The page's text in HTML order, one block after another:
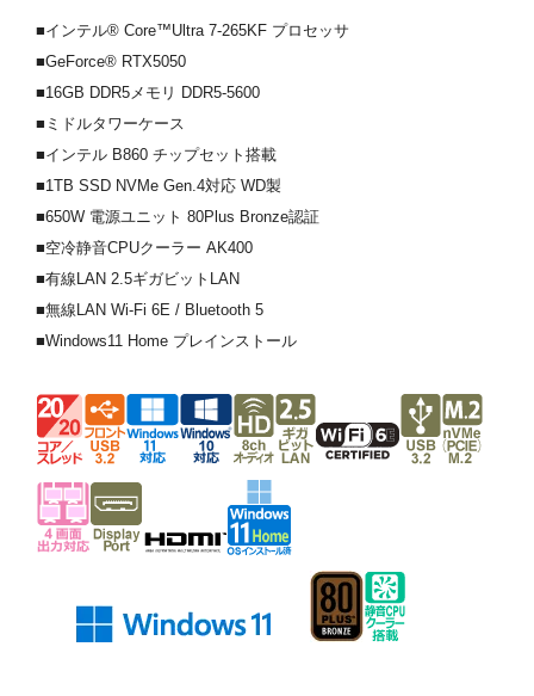
■インテル® Core™Ultra 7-265KF プロセッサ
■GeForce® RTX5050
■16GB DDR5メモリ DDR5-5600
■ミドルタワーケース
■インテル B860 チップセット搭載
■1TB SSD NVMe Gen.4対応 WD製
■650W 電源ユニット 80Plus Bronze認証
■空冷静音CPUクーラー AK400
■有線LAN 2.5ギガビットLAN
■無線LAN Wi-Fi 6E / Bluetooth 5
■Windows11 Home プレインストール